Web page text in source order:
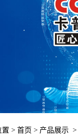
置 > 首页 > 产品展示 >